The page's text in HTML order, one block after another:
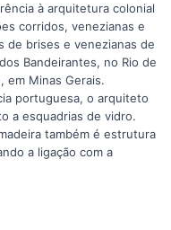
à arquitetura colonial
corridos, venezianas e
de brises e venezianas de
Bandeirantes, no Rio de
em Minas Gerais.
portuguesa, o arquiteto
a esquadrias de vidro.
também é estrutura
a ligação com a